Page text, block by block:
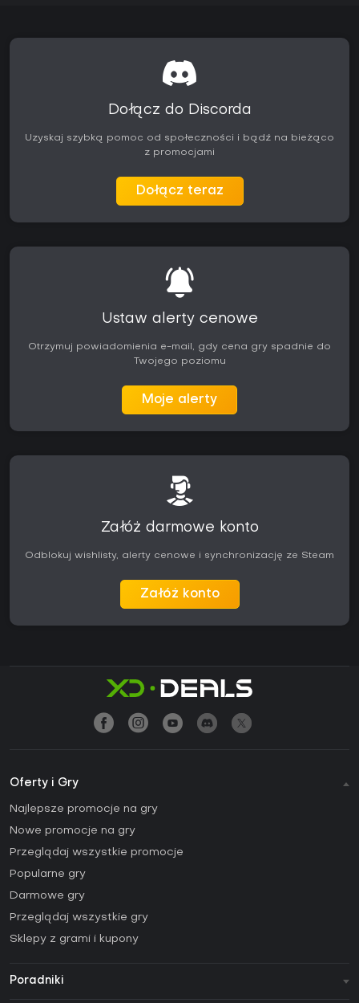
Dołącz do Discorda
Uzyskaj szybką pomoc od społeczności i bądź na bieżąco
z promocjami
Dołącz teraz
Ustaw alerty cenowe
Otrzymuj powiadomienia e-mail, gdy cena gry spadnie do
Twojego poziomu
Moje alerty
Załóż darmowe konto
Odblokuj wishlisty, alerty cenowe i synchronizację ze Steam
Załóż konto
Oferty i Gry
Najlepsze promocje na gry
Nowe promocje na gry
Przeglądaj wszystkie promocje
Popularne gry
Darmowe gry
Przeglądaj wszystkie gry
Sklepy z grami i kupony
Poradniki